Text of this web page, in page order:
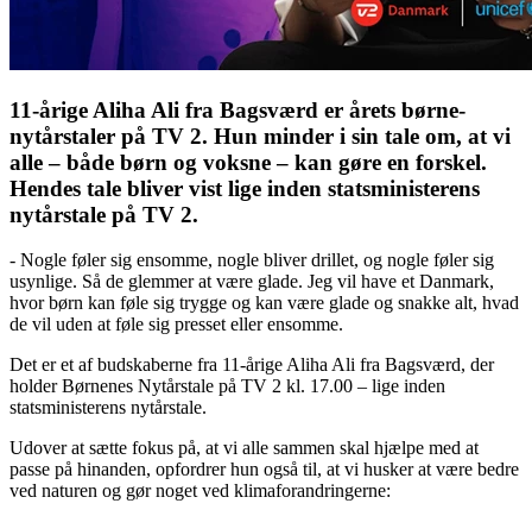
11-årige Aliha Ali fra Bagsværd er årets børne-
nytårstaler på TV 2. Hun minder i sin tale om, at vi
alle – både børn og voksne – kan gøre en forskel.
Hendes tale bliver vist lige inden statsministerens
nytårstale på TV 2.
- Nogle føler sig ensomme, nogle bliver drillet, og nogle føler sig
usynlige. Så de glemmer at være glade. Jeg vil have et Danmark,
hvor børn kan føle sig trygge og kan være glade og snakke alt, hvad
de vil uden at føle sig presset eller ensomme.
Det er et af budskaberne fra 11-årige Aliha Ali fra Bagsværd, der
holder Børnenes Nytårstale på TV 2 kl. 17.00 – lige inden
statsministerens nytårstale.
Udover at sætte fokus på, at vi alle sammen skal hjælpe med at
passe på hinanden, opfordrer hun også til, at vi husker at være bedre
ved naturen og gør noget ved klimaforandringerne: